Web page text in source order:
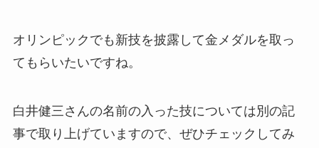
オリンピックでも新技を披露して金メダルを取っ
てもらいたいですね。
白井健三さんの名前の入った技については別の記
事で取り上げていますので、ぜひチェックしてみ